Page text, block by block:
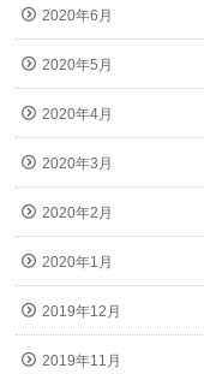
2020年6月
2020年5月
2020年4月
2020年3月
2020年2月
2020年1月
2019年12月
2019年11月